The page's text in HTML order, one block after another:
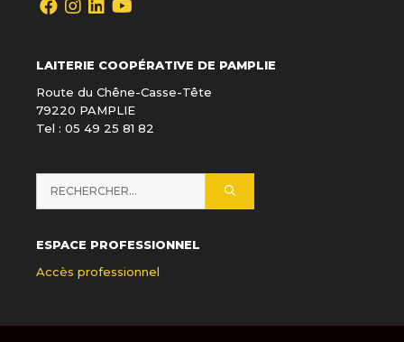
LAITERIE COOPÉRATIVE DE PAMPLIE
Route du Chêne-Casse-Tête
79220 PAMPLIE
Tel : 05 49 25 81 82
ESPACE PROFESSIONNEL
Accès professionnel